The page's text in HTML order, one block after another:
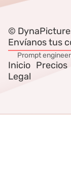
©
Envíanos tus
Prompt
Inicio Precios
Legal